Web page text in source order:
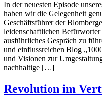
In der neuesten Episode
haben wir die Gelegenheit
Geschäftsführer der
leidenschaftlichen Befürworter
ausführliches Gespräch zu
und einflussreichen Blog
und Visionen zur
nachhaltige […]
Revolution im